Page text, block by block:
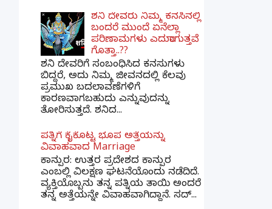
ಶನಿ ದೇವರು ನಿಮ್ಮ ಕನಸಿನಲ್ಲಿ
ಬಂದರೆ ಮುಂದೆ ಏನೆಲ್ಲಾ
ಪರಿಣಾಮಗಳು ಎದುರಾಗುತ್ತವೆ
ಗೊತ್ತಾ..??
ಶನಿ ದೇವರಿಗೆ ಸಂಬಂಧಿಸಿದ ಕನಸುಗಳು
ಬಿದ್ದರೆ, ಅದು ನಿಮ್ಮ ಜೀವನದಲ್ಲಿ ಕೆಲವು
ಪ್ರಮುಖ ಬದಲಾವಣೆಗಳಿಗೆ
ಕಾರಣವಾಗಬಹುದು ಎನ್ನುವುದನ್ನು
ತೋರಿಸುತ್ತದೆ. ಶನಿದ...
ಪತ್ನಿಗೆ ಕೈಕೊಟ್ಟ ಭೂಪ ಅತ್ತೆಯನ್ನು
ವಿವಾಹವಾದ Marriage
ಕಾನ್ಪುರ: ಉತ್ತರ ಪ್ರದೇಶದ ಕಾನ್ಪುರ
ಎಂಬಲ್ಲಿ ವಿಲಕ್ಷಣ ಘಟನೆಯೊಂದು ನಡೆದಿದೆ.
ವ್ಯಕ್ತಿಯೊಬ್ಬನು ತನ್ನ ಪತ್ನಿಯ ತಾಯಿ ಅಂದರೆ
ತನ್ನ ಅತ್ತೆಯನ್ನೇ ವಿವಾಹವಾಗಿದ್ದಾನೆ. ಸದ್...